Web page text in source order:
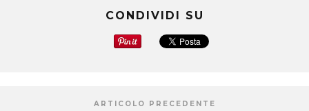
CONDIVIDI SU
ARTICOLO PRECEDENTE